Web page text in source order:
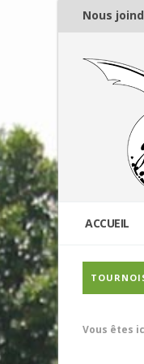
Nous
ACCUEIL
PGA
Vous êtes